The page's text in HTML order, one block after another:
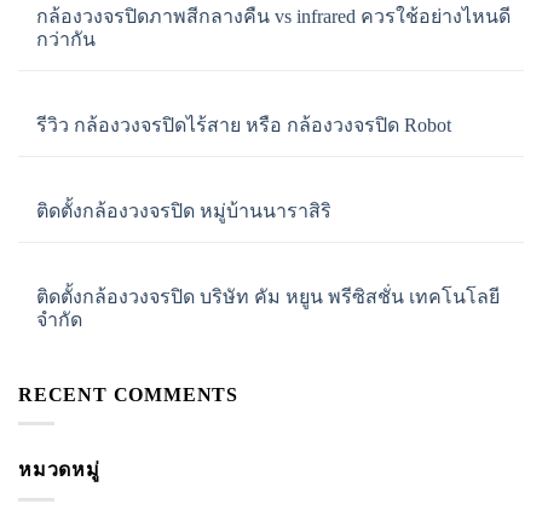
กล้องวงจรปิดภาพสีกลางคืน vs infrared ควรใช้อย่างไหนดี
กว่ากัน
รีวิว กล้องวงจรปิดไร้สาย หรือ กล้องวงจรปิด Robot
ติดตั้งกล้องวงจรปิด หมู่บ้านนาราสิริ
ติดตั้งกล้องวงจรปิด บริษัท คัม หยูน พรีซิสชั่น เทคโนโลยี
จำกัด
RECENT COMMENTS
หมวดหมู่